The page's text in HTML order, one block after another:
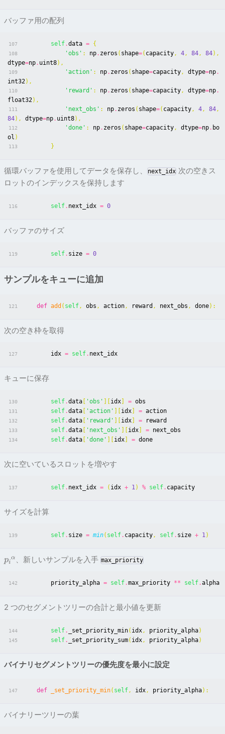
バッファ用の配列
107 self.data = {
108 'obs' : np. zeros ( shape=( capacity, 4, 84, 84),
dtype=np. uint8),
109 'action' : np. zeros ( shape=capacity, dtype=np.
int32),
110 'reward' : np. zeros ( shape=capacity, dtype=np.
float32),
111 'next_obs' : np. zeros ( shape=( capacity, 4, 84,
84), dtype=np. uint8),
112 'done' : np. zeros ( shape=capacity, dtype=np. bo
ol )
113 }
循環バッファを使用してデータを保存し、 next_idx 次の空きス
ロットのインデックスを保持します
116 self. next_idx = 0
バッファのサイズ
119 self. size = 0
サンプルをキューに追加
121 def add ( self, obs , action, reward , next_obs , done):
次の空き枠を取得
127 idx = self. next_idx
キューに保存
130 self.data 'obs' idx = obs
131 self.data 'action' idx = action
132 self.data 'reward' idx = reward
133 self.data 'next_obs' idx = next_obs
134 self.data 'done' idx = done
次に空いているスロットを増やす
137 self. next_idx = ( idx + 1) % self. capacity
サイズを計算
139 self. size = min( self. capacity, self. size + 1)
pi
α 、新しいサンプルを入手 max_priority
142 priority_alpha = self.max_priority ** self.alpha
2 つのセグメントツリーの合計と最小値を更新
144 self. _set_priority_min( idx, priority_alpha)
145 self. _set_priority_sum( idx, priority_alpha)
バイナリセグメントツリーの優先度を最小に設定
147 def _set_priority_min( self, idx, priority_alpha):
バイナリーツリーの葉